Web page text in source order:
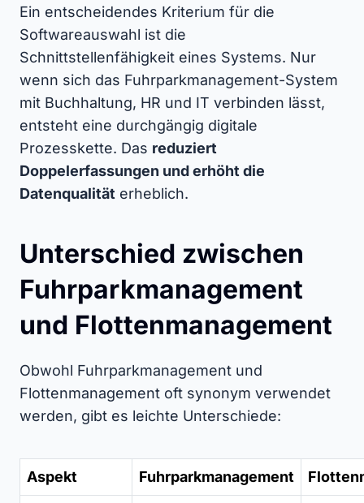
Ein entscheidendes Kriterium für die
Softwareauswahl ist die
Schnittstellenfähigkeit eines Systems. Nur
wenn sich das Fuhrparkmanagement-System
mit Buchhaltung, HR und IT verbinden lässt,
entsteht eine durchgängig digitale
Prozesskette. Das reduziert
Doppelerfassungen und erhöht die
Datenqualität erheblich.
Unterschied zwischen
Fuhrparkmanagement
und Flottenmanagement
Obwohl Fuhrparkmanagement und
Flottenmanagement oft synonym verwendet
werden, gibt es leichte Unterschiede:
Aspekt Fuhrparkmanagement